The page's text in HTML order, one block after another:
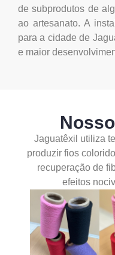
de subprodutos de
ao artesanato. A
para a cidade de
e maior
Jaguatêxil utiliza
produzir fios
recuperação de
efeitos